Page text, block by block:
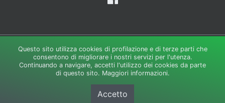
Creato e gestito da:LipsiaGROUP S.r.l. Unipersonale-Via Galli
35/37 - 21049 Tradate Varese P.IVA 02944320122 - Capitale
Sociale 30.000 i.v.
© Copyright 2026. Tutti i diritti riservati.
Cookie Policy
Questo sito utilizza cookies di profilazione e di terze parti che
consentono di migliorare i nostri servizi per l'utenza.
Continuando a navigare, accetti l'utilizzo dei cookies da parte
di questo sito. Maggiori informazioni.
Accetto